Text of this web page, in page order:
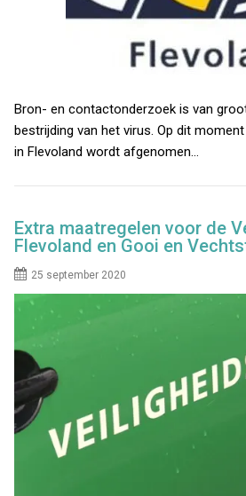
Bron- en contactonderzoek is van
bestrijding van het virus. Op dit
in Flevoland wordt afgenomen…
Extra maatregelen voor de
Flevoland en Gooi en
25 september 2020